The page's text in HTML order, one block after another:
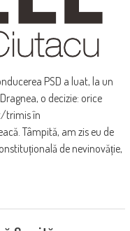
PSD a luat, la un
o decizie: orice
trimis în
Tâmpită, am zis eu de
de nevinovăție,